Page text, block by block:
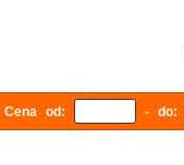
od: - do: